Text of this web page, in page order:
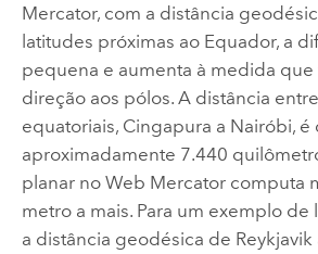
Mercator, com a distância
latitudes próximas ao Equador, a
pequena e aumenta à medida que
direção aos pólos. A distância
equatoriais, Cingapura a Nairóbi, é
aproximadamente 7.440
planar no Web Mercator computa
metro a mais. Para um exemplo de
a distância geodésica de